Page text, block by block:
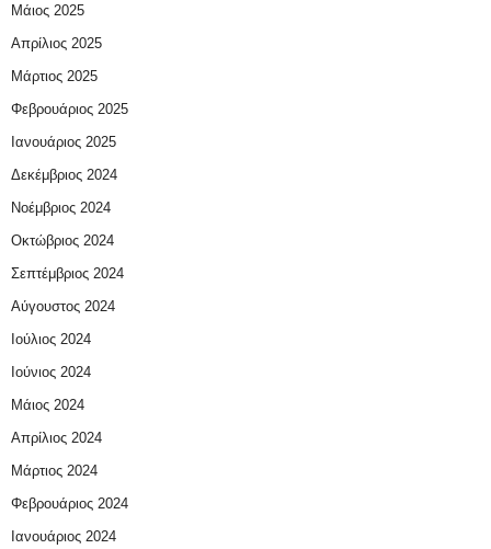
Μάιος 2025
Απρίλιος 2025
Μάρτιος 2025
Φεβρουάριος 2025
Ιανουάριος 2025
Δεκέμβριος 2024
Νοέμβριος 2024
Οκτώβριος 2024
Σεπτέμβριος 2024
Αύγουστος 2024
Ιούλιος 2024
Ιούνιος 2024
Μάιος 2024
Απρίλιος 2024
Μάρτιος 2024
Φεβρουάριος 2024
Ιανουάριος 2024